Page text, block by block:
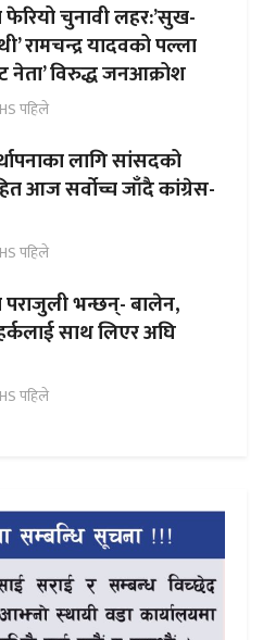
फेरियो चुनावी लहर:’सुख-
रामचन्द्र यादवको पल्ला
नेता’ विरुद्ध जनआक्रोश
पहिले
लागि सांसदको
आज सर्वोच्च जाँदै कांग्रेस-
पहिले
पराजुली भन्छन्- बालेन,
साथ लिएर अघि
पहिले